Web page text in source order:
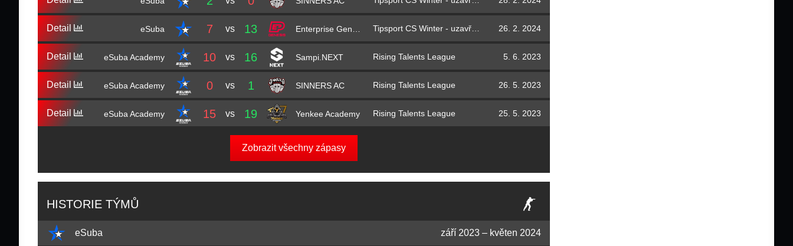
Detail eSuba 7 vs 13 Tipsport CS Winter - uzavřená kvalifikace 26. 2. 2024
Detail eSuba Academy 10 vs 16 Sampi.NEXT Rising Talents League 5. 6. 2023
Detail eSuba Academy 0 vs 1 SINNERS AC Rising Talents League 26. 5. 2023
Detail eSuba Academy 15 vs 19 Yenkee Academy Rising Talents League 25. 5. 2023
Zobrazit všechny zápasy
HISTORIE TÝMŮ
eSuba září 2023 – květen 2024